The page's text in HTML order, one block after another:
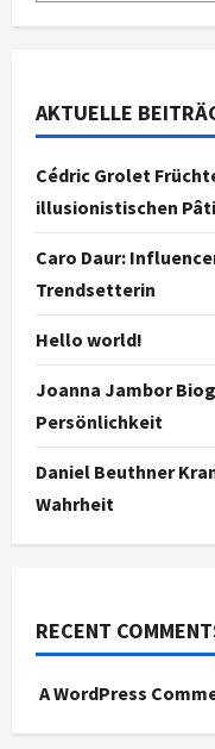
AKTUELLE
Cédric Grolet
illusionistischen
Caro Daur:
Trendsetterin
Hello world!
Joanna Jambor
Persönlichkeit
Daniel Beuthner
Wahrheit
RECENT
A WordPress